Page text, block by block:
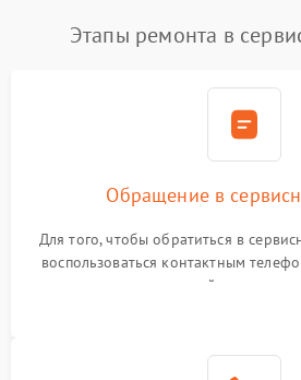
Этапы ремонта в
Обращение в
Для того, чтобы обратиться в
воспользоваться контактным
или оставить свой номер